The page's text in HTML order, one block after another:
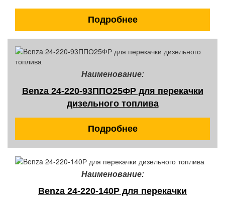
Подробнее
Наименование:
Benza 24-220-93ППО25ФР для перекачки
дизельного топлива
Подробнее
Наименование:
Benza 24-220-140Р для перекачки